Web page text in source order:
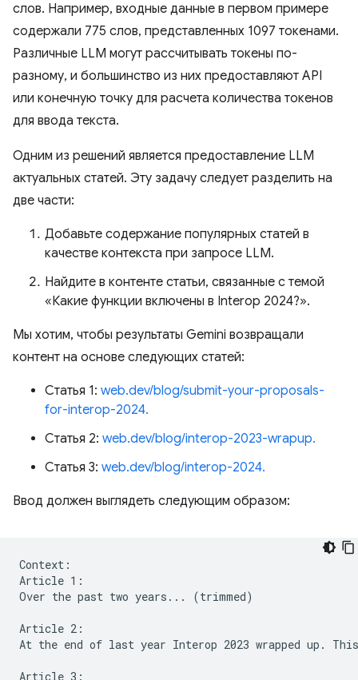
слов. Например, входные данные в первом примере
содержали 775 слов, представленных 1097 токенами.
Различные LLM могут рассчитывать токены по-
разному, и большинство из них предоставляют API
или конечную точку для расчета количества токенов
для ввода текста.
Одним из решений является предоставление LLM
актуальных статей. Эту задачу следует разделить на
две части:
Добавьте содержание популярных статей в
качестве контекста при запросе LLM.
Найдите в контенте статьи, связанные с темой
«Какие функции включены в Interop 2024?».
Мы хотим, чтобы результаты Gemini возвращали
контент на основе следующих статей:
Статья 1: web.dev/blog/submit-your-proposals-
for-interop-2024.
Статья 2: web.dev/blog/interop-2023-wrapup.
Статья 3: web.dev/blog/interop-2024.
Ввод должен выглядеть следующим образом:
Context:
Article 1:
Over the past two years... (trimmed)
Article 2:
At the end of last year Interop 2023 wrapped up.
Article 3: